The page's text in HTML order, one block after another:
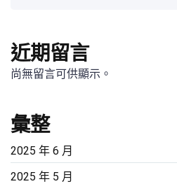
近期留言
尚無留言可供顯示。
彙整
2025 年 6 月
2025 年 5 月